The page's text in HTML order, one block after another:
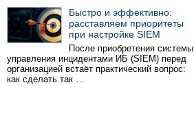
Быстро и эффективно:
расставляем приоритеты
при настройке SIEM
После приобретения системы
управления инцидентами ИБ (SIEM) перед
организацией встаёт практический вопрос:
как сделать так …